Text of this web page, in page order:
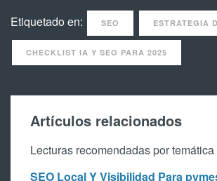
Etiquetado en: SEO ESTRATEGIA
CHECKLIST IA Y SEO PARA 2025
Artículos relacionados
Lecturas recomendadas por
SEO Local Y Visibilidad Para